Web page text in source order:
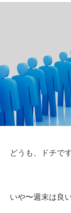
どうも、ドチで
いや〜週末は良